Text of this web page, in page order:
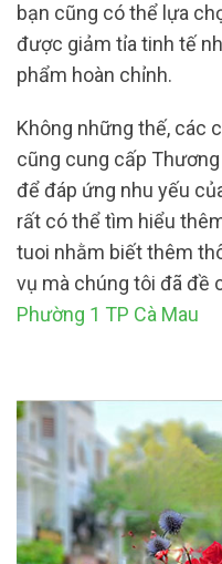
bạn cũng có thể lựa
được giảm tỉa tinh tế
phẩm hoàn chỉnh.
Không những thế, các
cũng cung cấp
để đáp ứng nhu yếu
rất có thể tìm hiểu
tuoi nhằm biết thêm
vụ mà chúng tôi đã đề
Phường 1 TP Cà Mau